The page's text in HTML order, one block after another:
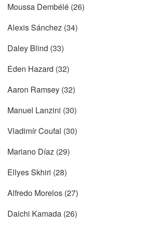
Moussa Dembélé (26)
Alexis Sánchez (34)
Daley Blind (33)
Eden Hazard (32)
Aaron Ramsey (32)
Manuel Lanzini (30)
Vladimír Coufal (30)
Mariano Díaz (29)
Ellyes Skhiri (28)
Alfredo Morelos (27)
Daichi Kamada (26)